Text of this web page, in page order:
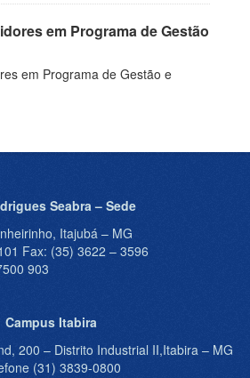
em Programa de Gestão
em Programa de Gestão e
Seabra – Sede
Itajubá – MG
Fax: (35) 3622 – 3596
903
Campus Itabira
200 – Distrito Industrial II,Itabira – MG
(31) 3839-0800